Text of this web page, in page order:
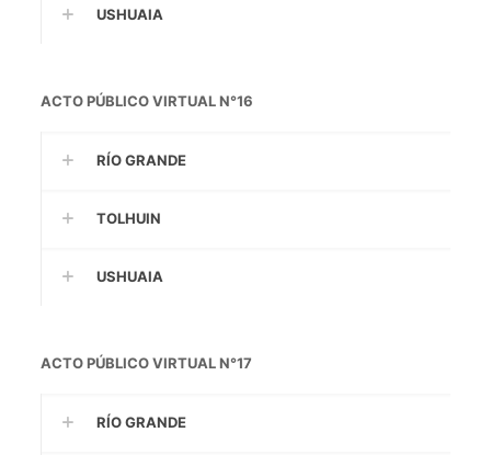
USHUAIA
ACTO PÚBLICO VIRTUAL N°16
RÍO GRANDE
TOLHUIN
USHUAIA
ACTO PÚBLICO VIRTUAL N°17
RÍO GRANDE